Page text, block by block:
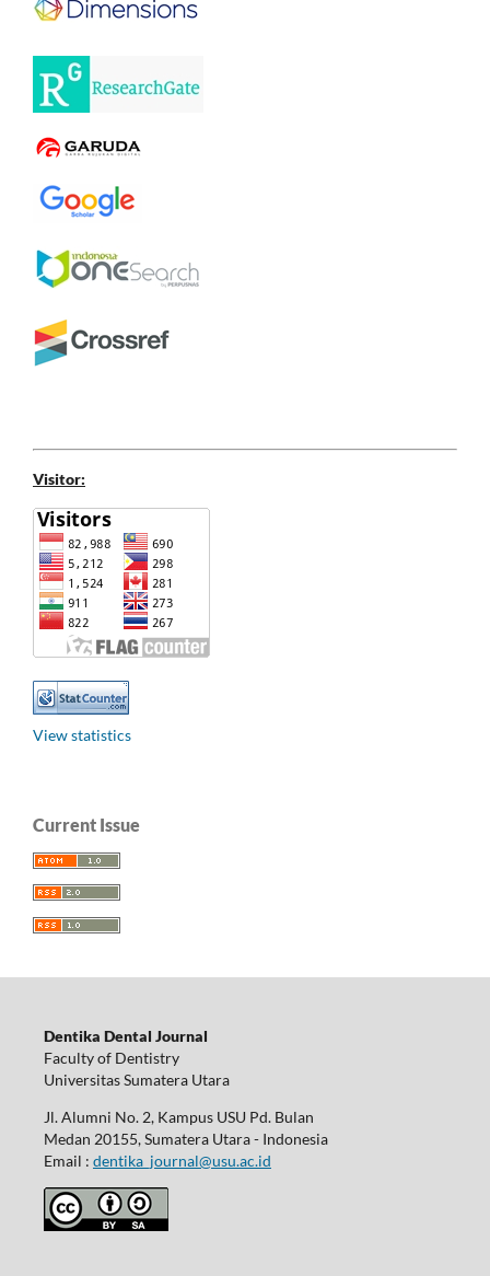
Visitor:
View statistics
Current Issue
Dentika Dental Journal
Faculty of Dentistry
Universitas Sumatera Utara
Jl. Alumni No. 2, Kampus USU Pd. Bulan
Medan 20155, Sumatera Utara - Indonesia
Email : dentika_journal@usu.ac.id